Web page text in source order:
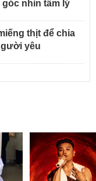
góc nhìn tâm lý
thịt để chia
yêu